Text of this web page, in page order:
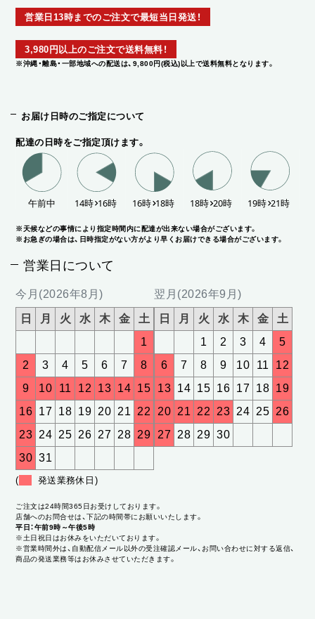
営業日13時までのご注文で最短当日発送！
3,980円以上のご注文で送料無料！
※沖縄・離島・一部地域への配送は、9,800円(税込)以上で送料無料となります。
お届け日時のご指定について
配達の日時をご指定頂けます。
※天候などの事情により指定時間内に配達が出来ない場合がございます。
※お急ぎの場合は、日時指定がない方がより早くお届けできる場合がございます。
営業日について
今月(2026年8月)
日 月 火 水 木 金
土
1
2
3 4 5 6 7
8
9
10 11 12 13 14 15
16 17 18 19 20 21
22
23 24 25 26 27 28 29
30 31
翌月(2026年9月)
日 月 火 水 木 金
土
1
2 3 4
5
6
7 8 9 10 11
12
13 14 15 16 17 18 19
20 21 22 23 24 25 26
27 28 29 30
( 発送業務休日)
ご注文は24時間365日お受けしております。
店舗へのお問合せは、下記の時間帯にお願いいたします。
平日：午前9時～午後5時
※土日祝日はお休みをいただいております。
※営業時間外は、自動配信メール以外の受注確認メール、お問い合わせに対する返信、
商品の発送業務等はお休みさせていただきます。